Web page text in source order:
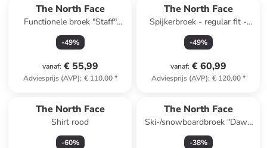
The North Face
Functionele broek "Staff"
zwart
-49%
vanaf: € 55,99
Adviesprijs (AVP): € 110,00*
The North Face
Spijkerbroek - regular fit -
blauw
-49%
vanaf: € 60,99
Adviesprijs (AVP): € 120,00*
The North Face
Shirt rood
-60%
The North Face
Ski-/snowboardbroek "Dawn
Turn" grijs/paars
-38%